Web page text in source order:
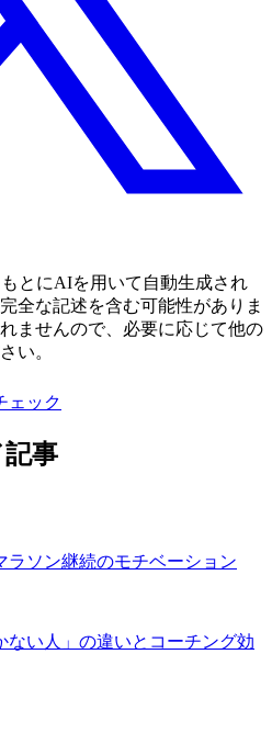
とにAIを用いて自動生成され
全な記述を含む可能性がありま
ませんので、必要に応じて他の
い。
ェック
事
ラソン継続のモチベーション
ない人」の違いとコーチング効